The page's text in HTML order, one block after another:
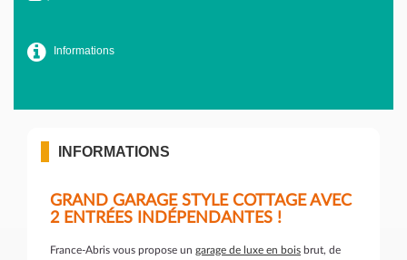
Informations
INFORMATIONS
GRAND GARAGE STYLE COTTAGE AVEC
2 ENTRÉES INDÉPENDANTES !
France-Abris vous propose un garage de luxe en bois brut, de